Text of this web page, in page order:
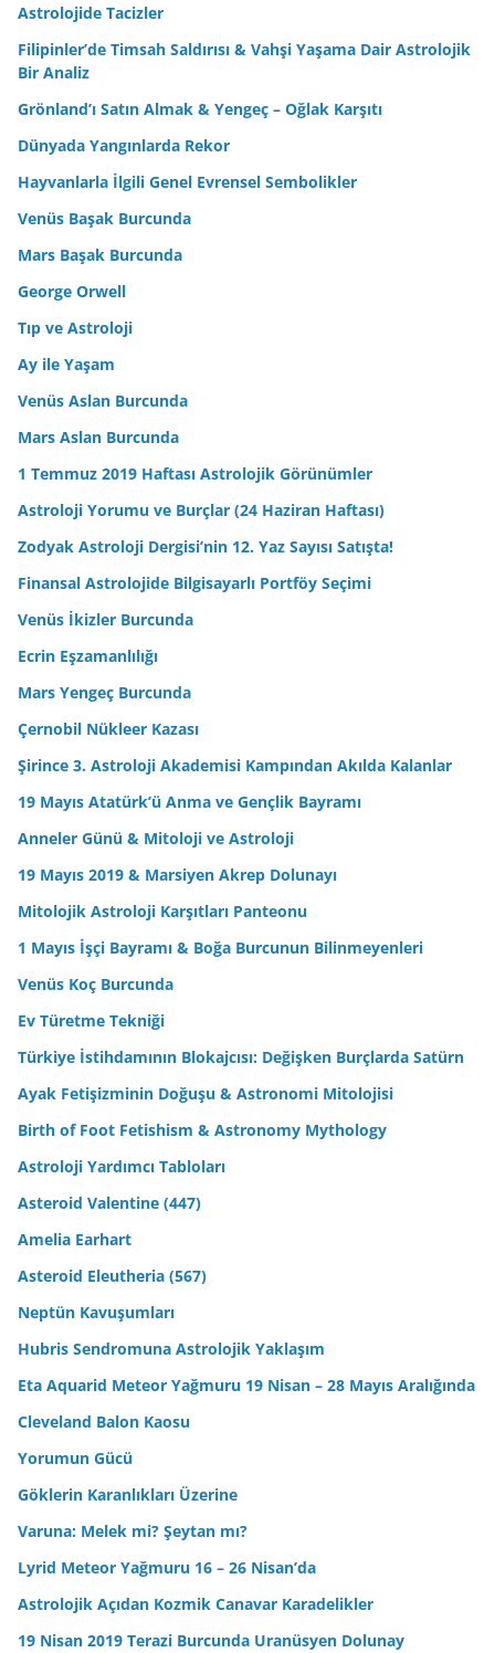
Astrolojide Tacizler
Filipinler’de Timsah Saldırısı & Vahşi Yaşama Dair Astrolojik
Bir Analiz
Grönland’ı Satın Almak & Yengeç – Oğlak Karşıtı
Dünyada Yangınlarda Rekor
Hayvanlarla İlgili Genel Evrensel Sembolikler
Venüs Başak Burcunda
Mars Başak Burcunda
George Orwell
Tıp ve Astroloji
Ay ile Yaşam
Venüs Aslan Burcunda
Mars Aslan Burcunda
1 Temmuz 2019 Haftası Astrolojik Görünümler
Astroloji Yorumu ve Burçlar (24 Haziran Haftası)
Zodyak Astroloji Dergisi’nin 12. Yaz Sayısı Satışta!
Finansal Astrolojide Bilgisayarlı Portföy Seçimi
Venüs İkizler Burcunda
Ecrin Eşzamanlılığı
Mars Yengeç Burcunda
Çernobil Nükleer Kazası
Şirince 3. Astroloji Akademisi Kampından Akılda Kalanlar
19 Mayıs Atatürk’ü Anma ve Gençlik Bayramı
Anneler Günü & Mitoloji ve Astroloji
19 Mayıs 2019 & Marsiyen Akrep Dolunayı
Mitolojik Astroloji Karşıtları Panteonu
1 Mayıs İşçi Bayramı & Boğa Burcunun Bilinmeyenleri
Venüs Koç Burcunda
Ev Türetme Tekniği
Türkiye İstihdamının Blokajcısı: Değişken Burçlarda Satürn
Ayak Fetişizminin Doğuşu & Astronomi Mitolojisi
Birth of Foot Fetishism & Astronomy Mythology
Astroloji Yardımcı Tabloları
Asteroid Valentine (447)
Amelia Earhart
Asteroid Eleutheria (567)
Neptün Kavuşumları
Hubris Sendromuna Astrolojik Yaklaşım
Eta Aquarid Meteor Yağmuru 19 Nisan – 28 Mayıs Aralığında
Cleveland Balon Kaosu
Yorumun Gücü
Göklerin Karanlıkları Üzerine
Varuna: Melek mi? Şeytan mı?
Lyrid Meteor Yağmuru 16 – 26 Nisan’da
Astrolojik Açıdan Kozmik Canavar Karadelikler
19 Nisan 2019 Terazi Burcunda Uranüsyen Dolunay